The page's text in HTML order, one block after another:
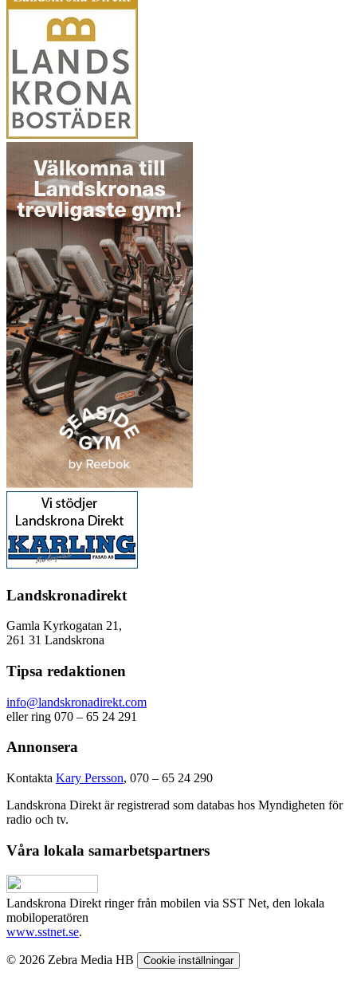
Landskronadirekt
Gamla Kyrkogatan 21,
261 31 Landskrona
Tipsa redaktionen
info@landskronadirekt.com
eller ring 070 – 65 24 291
Annonsera
Kontakta Kary Persson, 070 – 65 24 290
Landskrona Direkt är registrerad som databas hos Myndigheten för
radio och tv.
Våra lokala samarbetspartners
Landskrona Direkt ringer från mobilen via SST Net, den lokala
mobiloperatören
www.sstnet.se.
© 2026 Zebra Media HB Cookie inställningar